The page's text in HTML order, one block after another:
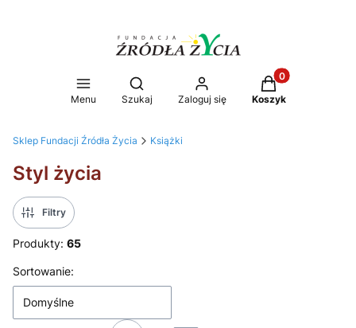
Menu
Otwórz wyszukiwarkę
Szukaj Zaloguj się
Produkty w
Koszyk
Sklep Fundacji Źródła Życia Książki
Styl życia
Filtry
Produkty: 65
Lista produktów
Sortowanie:
Domyślne